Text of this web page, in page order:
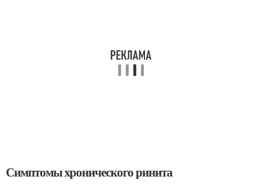
Симптомы хронического ринита